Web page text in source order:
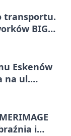
transportu.
BIG
Eskenów
na ul.
i